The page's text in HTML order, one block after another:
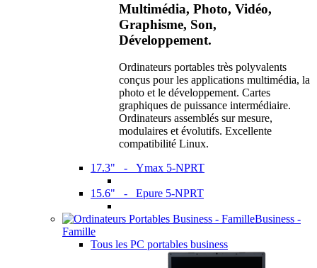
Multimédia, Photo, Vidéo,
Graphisme, Son,
Développement.
Ordinateurs portables très polyvalents
conçus pour les applications multimédia, la
photo et le développement. Cartes
graphiques de puissance intermédiaire.
Ordinateurs assemblés sur mesure,
modulaires et évolutifs. Excellente
compatibilité Linux.
17.3" - Ymax 5-NPRT
15.6" - Epure 5-NPRT
Business -
Famille
Tous les PC portables business